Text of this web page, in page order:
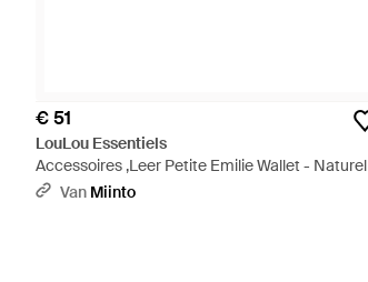
€ 51
LouLou Essentiels
Accessoires ,Leer Petite Emilie Wallet - Naturel
Van Miinto